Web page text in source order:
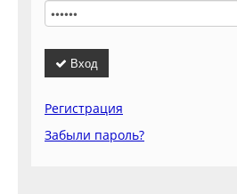
Вход
Регистрация
Забыли пароль?